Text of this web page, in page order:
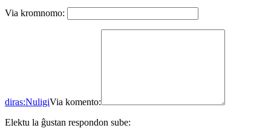
Via kromnomo:
diras:NuligiVia komento:
Elektu la ĝustan respondon sube: